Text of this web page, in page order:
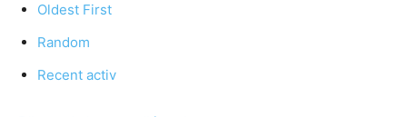
Oldest First
Random
Recent activ